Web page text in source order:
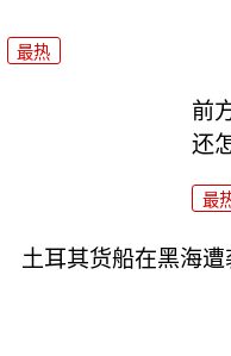
最热
前
还
最
土耳其货船在黑海